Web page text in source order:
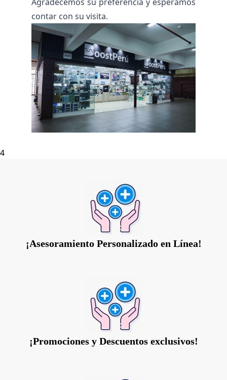
Agradecemos su preferencia y esperamos
contar con su visita.
4
¡Asesoramiento Personalizado en Línea!
¡Promociones y Descuentos exclusivos!